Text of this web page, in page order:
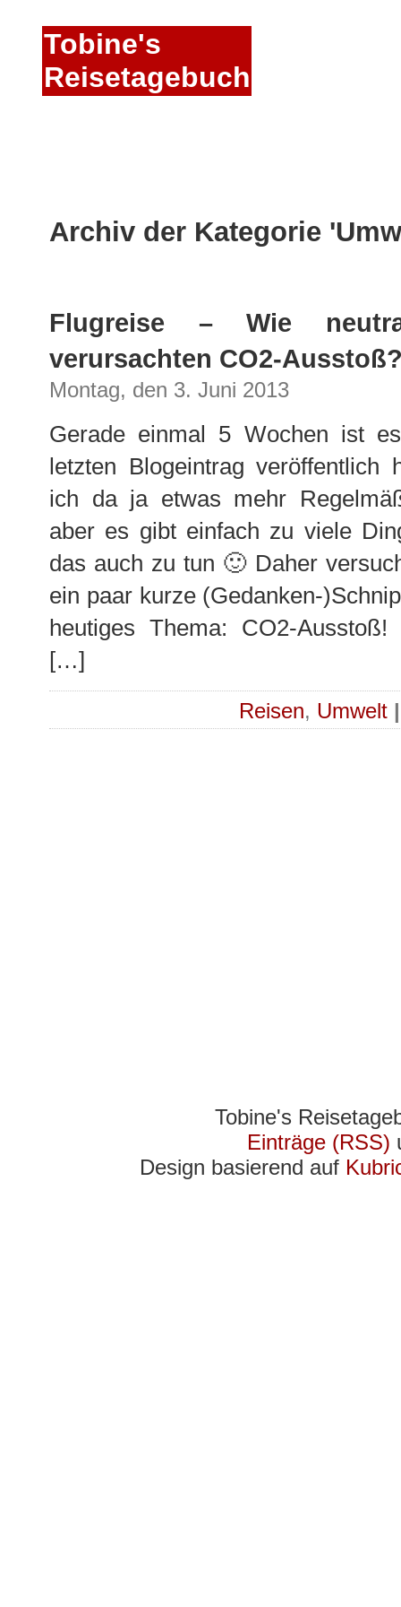
Tobine's
Reisetagebuch
Archiv der Kategorie
Flugreise – Wie
verursachten CO2-
Montag, den 3. Juni 2013
Gerade einmal 5 Wochen ist
letzten Blogeintrag veröffentlich
ich da ja etwas mehr
aber es gibt einfach zu viele
das auch zu tun 🙂 Daher
ein paar kurze (Gedanken-
heutiges Thema: CO2-
[…]
Reisen, Umwelt |
Tobine's
Einträge (RSS)
Design basierend auf